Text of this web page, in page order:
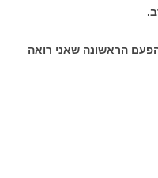
הראשונה שאני רואה